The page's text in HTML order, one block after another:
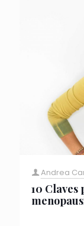
Andrea
10 Claves